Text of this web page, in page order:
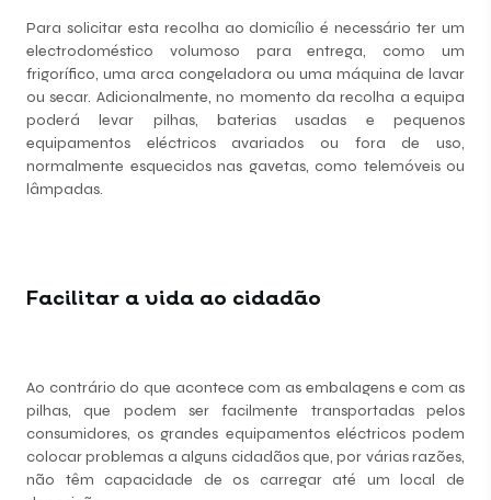
Para solicitar esta recolha ao domicílio é necessário ter um
electrodoméstico volumoso para entrega, como um
frigorífico, uma arca congeladora ou uma máquina de lavar
ou secar. Adicionalmente, no momento da recolha a equipa
poderá levar pilhas, baterias usadas e pequenos
equipamentos eléctricos avariados ou fora de uso,
normalmente esquecidos nas gavetas, como telemóveis ou
lâmpadas.
Facilitar a vida ao cidadão
Ao contrário do que acontece com as embalagens e com as
pilhas, que podem ser facilmente transportadas pelos
consumidores, os grandes equipamentos eléctricos podem
colocar problemas a alguns cidadãos que, por várias razões,
não têm capacidade de os carregar até um local de